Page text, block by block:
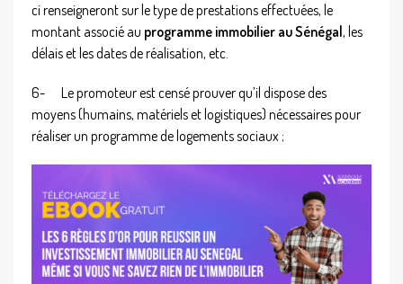
ci renseigneront sur le type de prestations effectuées, le
montant associé au programme immobilier au Sénégal, les
délais et les dates de réalisation, etc.
6-
Le promoteur est censé prouver qu’il dispose des
moyens (humains, matériels et logistiques) nécessaires pour
réaliser un programme de logements sociaux ;